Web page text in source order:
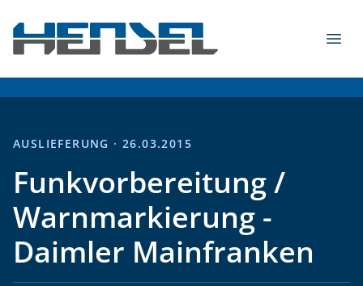
HENSEL Fahrzeugbau GmbH & Co. KG - 2026
AUSLIEFERUNG · 26.03.2015
Funkvorbereitung /
Warnmarkierung -
Daimler Mainfranken